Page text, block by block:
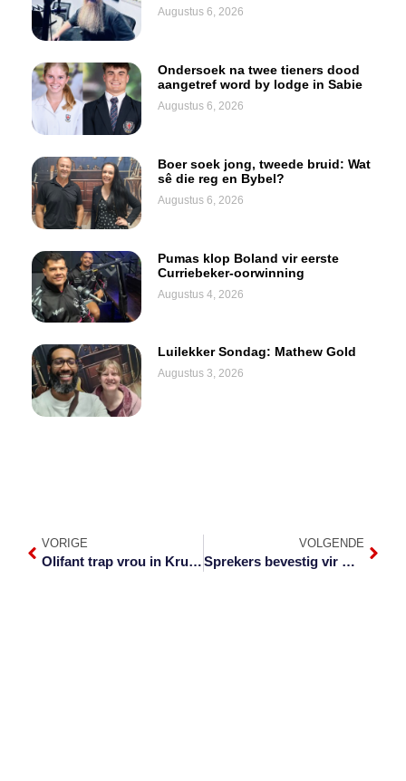
Augustus 6, 2026
Ondersoek na twee tieners dood
aangetref word by lodge in Sabie
Augustus 6, 2026
Boer soek jong, tweede bruid: Wat
sê die reg en Bybel?
Augustus 6, 2026
Pumas klop Boland vir eerste
Curriebeker-oorwinning
Augustus 4, 2026
Luilekker Sondag: Mathew Gold
Augustus 3, 2026
VORIGE
Olifant trap vrou in Krugerwildtuin dood
VOLGENDE
Sprekers bevestig vir KLCBT-konferensie